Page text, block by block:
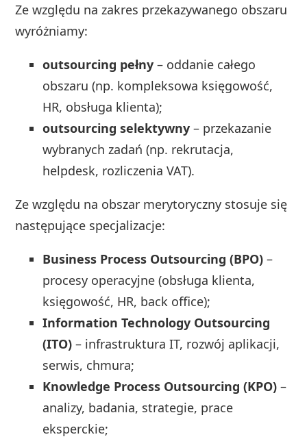
Ze względu na zakres przekazywanego obszaru
wyróżniamy:
outsourcing pełny – oddanie całego
obszaru (np. kompleksowa księgowość,
HR, obsługa klienta);
outsourcing selektywny – przekazanie
wybranych zadań (np. rekrutacja,
helpdesk, rozliczenia VAT).
Ze względu na obszar merytoryczny stosuje się
następujące specjalizacje:
Business Process Outsourcing (BPO) –
procesy operacyjne (obsługa klienta,
księgowość, HR, back office);
Information Technology Outsourcing
(ITO) – infrastruktura IT, rozwój aplikacji,
serwis, chmura;
Knowledge Process Outsourcing (KPO) –
analizy, badania, strategie, prace
eksperckie;